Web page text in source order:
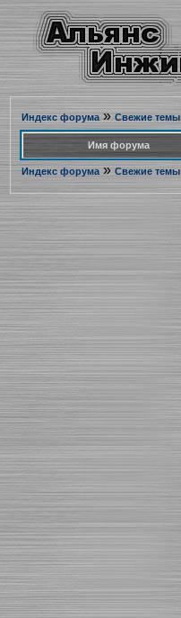
Индекс форума» Свежие темы
Имя форума
Индекс форума » Свежие темы